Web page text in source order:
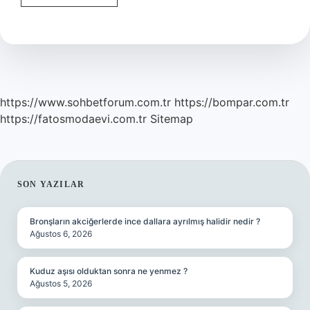
Emperyalizmi
https://www.sohbetforum.com.tr https://bompar.com.tr
https://fatosmodaevi.com.tr Sitemap
SIDEBAR
SON YAZILAR
Bronşların akciğerlerde ince dallara ayrılmış halidir nedir ?
Ağustos 6, 2026
Kuduz aşısı olduktan sonra ne yenmez ?
Ağustos 5, 2026